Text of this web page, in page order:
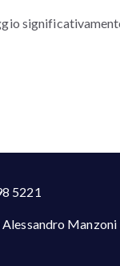
5221
Alessandro